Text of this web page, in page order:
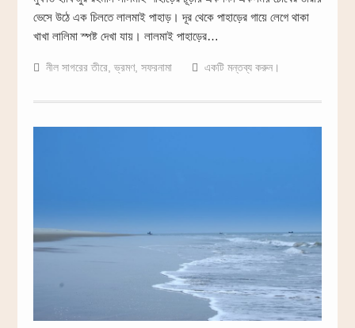
ভেসে উঠে এক চিলতে লালমাই পাহাড়। দূর থেকে পাহাড়ের গায়ে লেগে থাকা
খাখা লালিমা স্পষ্ট দেখা যায়। লালমাই পাহাড়ের…
নীল সাগরের তীরে,ভ্রমণ, সফরনামা একটি মন্তব্য করুন।